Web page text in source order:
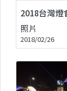
2018台灣燈
照片
2018/02/26